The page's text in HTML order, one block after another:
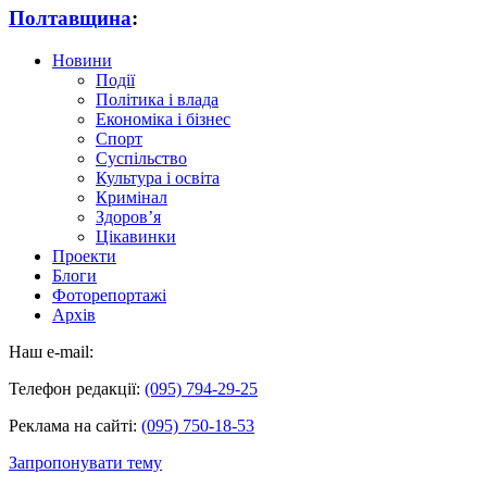
Полтавщина:
Новини
Події
Політика і влада
Економіка і бізнес
Спорт
Суспільство
Культура і освіта
Кримінал
Здоров’я
Цікавинки
Проекти
Блоги
Фоторепортажі
Архів
Наш e-mail:
Телефон редакції: (095) 794-29-25
Реклама на сайті: (095) 750-18-53
Запропонувати тему